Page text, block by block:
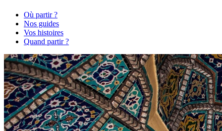
Où partir ?
Nos guides
Vos histoires
Quand partir ?